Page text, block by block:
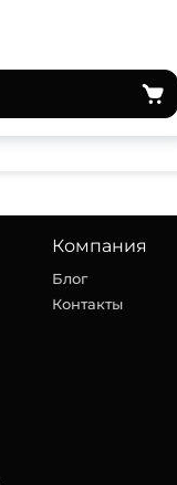
Компания
Блог
Контакты